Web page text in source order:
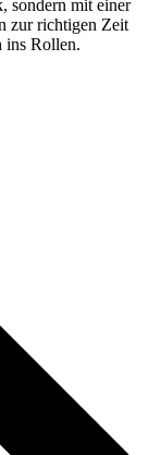
sondern mit einer
zur richtigen Zeit
ins Rollen.